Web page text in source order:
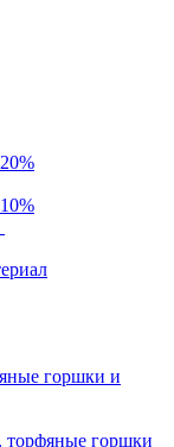
горшки и
торфяные горшки